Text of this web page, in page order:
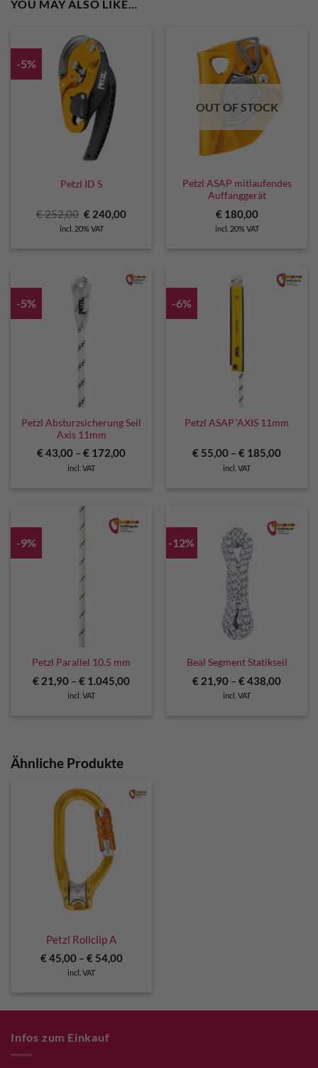
YOU MAY ALSO LIKE…
-5%
Petzl ID S
€252,00 Original
was:
€ 240,00Current
incl. 20% VAT
OUT OF STOCK
Petzl ASAP mitlaufendes
Auffanggerät
€ 180,00
incl. 20% VAT
-5%
Petzl Absturzsicherung Seil
Axis 11mm
€43,00 – € 172,00
incl. VAT
-6%
Petzl ASAP´AXIS 11mm
€ 55,00 – € 185,00
incl. VAT
-9%
Petzl Parallel 10.5 mm
€ 21,90 – € 1.045,00
incl. VAT
-12%
Beal Segment Statikseil
€ 21,90 – € 438,00
incl. VAT
Ähnliche Produkte
Petzl Rollclip A
€45,00– €54,00
incl. VAT
Infos zum Einkauf